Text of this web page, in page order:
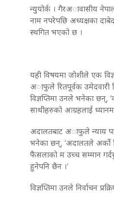
न्युयोर्क । गैरअावासीय
नाम नपरेपछि अध्यक्षका
स्थगित भएको छ ।
यही विषयमा जोशीले एक
अाफुले रितपूर्वक उमेदवारी
विज्ञप्तिमा उनले भनेका छन्,
साथीहरुको आग्रहलाई
अदालतबाट अाफुले न्याय
भनेका छन्, ‘अदालतले अर्को
फैसलाको म उच्च सम्मान
हुनेपनि छैन ।’
विज्ञप्तिमा उनले निर्वाचन